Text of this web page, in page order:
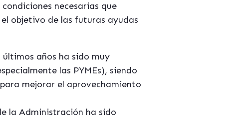
necesarias que
objetivo de las futuras ayudas
años ha sido muy
las PYMEs), siendo
mejorar el aprovechamiento
la Administración ha sido